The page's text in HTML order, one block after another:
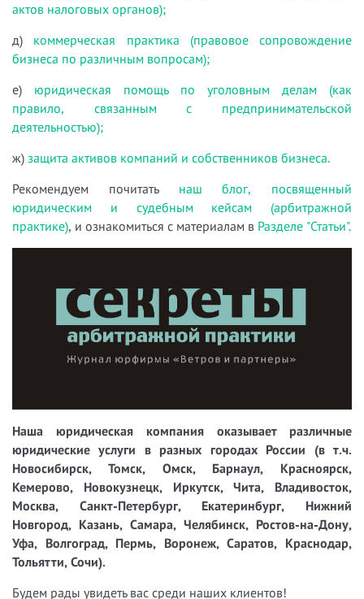
актов налоговых органов);
д) коммерческая практика (правовое сопровождение
бизнеса по различным вопросам);
е) юридическая помощь по уголовным делам (как
правило, связанным с предпринимательской
деятельностью);
ж) защита активов компаний и собственников бизнеса.
Рекомендуем почитать наш блог, посвященный
юридическим и судебным кейсам (арбитражной
практике), и ознакомиться с материалам в Разделе "Статьи".
Наша юридическая компания оказывает различные
юридические услуги в разных городах России (в т.ч.
Новосибирск, Томск, Омск, Барнаул, Красноярск,
Кемерово, Новокузнецк, Иркутск, Чита, Владивосток,
Москва, Санкт-Петербург, Екатеринбург, Нижний
Новгород, Казань, Самара, Челябинск, Ростов-на-Дону,
Уфа, Волгоград, Пермь, Воронеж, Саратов, Краснодар,
Тольятти, Сочи).
Будем рады увидеть вас среди наших клиентов!